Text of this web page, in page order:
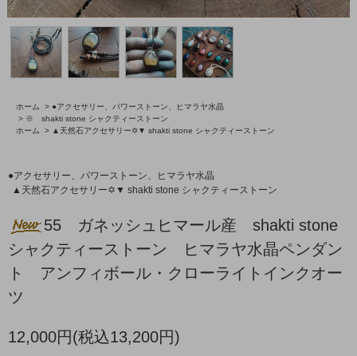
ホーム > ●アクセサリー、パワーストーン、ヒマラヤ水晶
> ※ shakti stone シャクティーストーン
ホーム
> ▲天然石アクセサリー✡▼ shakti stone シャクティーストーン
●アクセサリー、パワーストーン、ヒマラヤ水晶
▲天然石アクセサリー✡▼ shakti stone シャクティーストーン
55 ガネッシュヒマール産 shakti stone
シャクティーストーン ヒマラヤ水晶ペンダン
ト アンフィボール・クローライトインクオー
ツ
12,000円(税込13,200円)